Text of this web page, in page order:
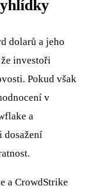
dolarů a jeho
investoři
Pokud však
v
a
dosažení
a CrowdStrike